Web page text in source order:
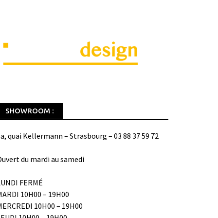
SHOWROOM :
quai Kellermann – Strasbourg – 03 88 37 59 72
du mardi au samedi
FERMÉ
10H00 – 19H00
10H00 – 19H00